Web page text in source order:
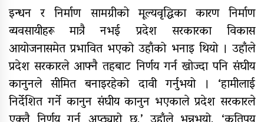
इन्धन र निर्माण सामग्रीको मूल्यवृद्धिका कारण निर्माण
व्यवसायीहरू मात्रै नभई प्रदेश सरकारका विकास
आयोजनासमेत प्रभावित भएको उहाँको भनाइ थियो । उहाँले
प्रदेश सरकारले आफ्नै तहबाट निर्णय गर्न खोज्दा पनि संघीय
कानुनले सीमित बनाइरहेको दावी गर्नुभयो । ‘हामीलाई
निर्देशित गर्ने कानुन संघीय कानुन भएकाले प्रदेश सरकारले